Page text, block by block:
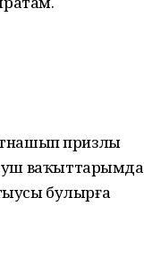
призлы
ваҡыттарымда
булырға